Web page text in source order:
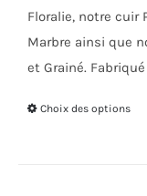
Floralie, notre cuir
Marbre ainsi que
et Grainé.
Choix des options